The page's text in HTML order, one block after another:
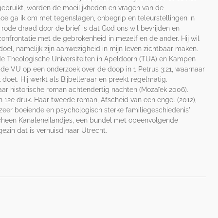
worden de moeilijkheden en vragen van de
ga ik om met tegenslagen, onbegrip en teleurstellingen in
draad door de brief is dat God ons wil bevrijden en
met de gebrokenheid in mezelf en de ander. Hij wil
namelijk zijn aanwezigheid in mijn leven zichtbaar maken.
Theologische Universiteiten in Apeldoorn (TUA) en Kampen
VU op een onderzoek over de doop in 1 Petrus 3:21, waarnaar
doet. Hij werkt als Bijbelleraar en preekt regelmatig.
historische roman achtendertig nachten (Mozaïek 2006).
druk. Haar tweede roman, Afscheid van een engel (2012),
boeiende en psychologisch sterke familiegeschiedenis'
Kanaleneilandjes, een bundel met opeenvolgende
dat is verhuisd naar Utrecht.